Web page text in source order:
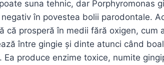
suna tehnic, dar Porphyromonas
în povestea bolii parodontale.
că prosperă în medii fără oxigen, cum
între gingie și dinte atunci când
Ea produce enzime toxice, numite